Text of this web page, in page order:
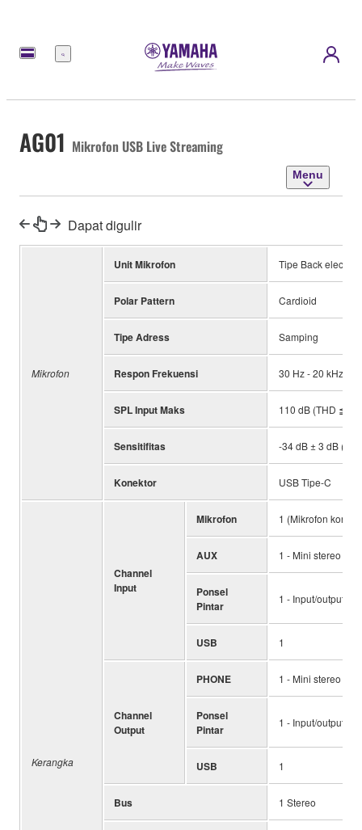
Menu
AG01 Mikrofon USB Live Streaming
Menu
Dapat digulir
Mikrofon
Unit Mikrofon Tipe Back electret
Polar Pattern Cardioid
Tipe Adress Samping
Respon Frekuensi 30 Hz - 20 kHz
SPL Input Maks 110 dB (THD
Sensitifitas -34 dB ± 3 dB (0
Konektor USB Tipe-C
Kerangka
Channel
Input
Mikrofon 1 (Mikrofon
AUX 1 - Mini stereo
Ponsel
Pintar
1 - Input/output
USB 1
Channel
Output
PHONE 1 - Mini stereo
Ponsel
Pintar
1 - Input/output
USB 1
Bus 1 Stereo